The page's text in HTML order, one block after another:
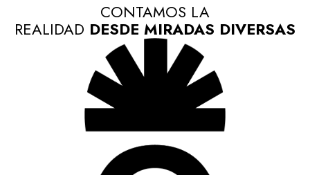
CONTAMOS LA
REALIDAD DESDE MIRADAS DIVERSAS